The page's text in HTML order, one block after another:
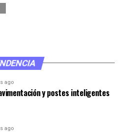
ago
y postes inteligentes
ago